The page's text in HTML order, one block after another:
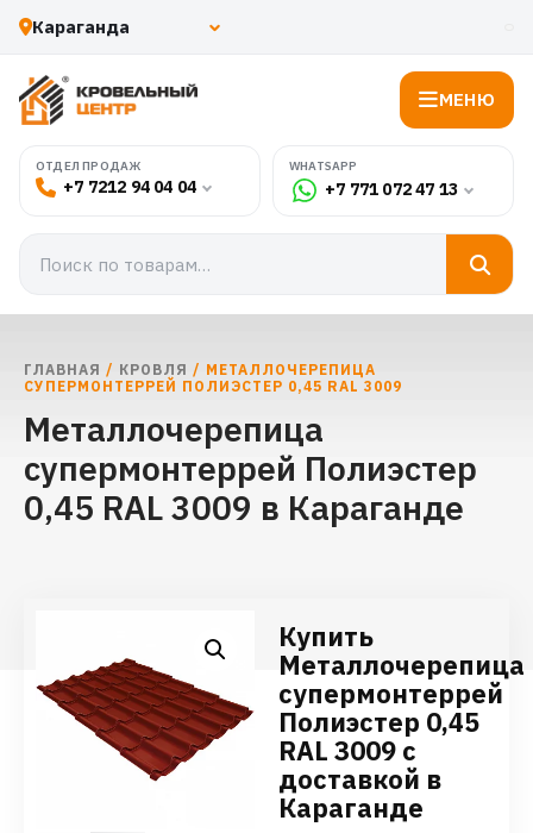
МЕНЮ
ОТДЕЛ ПРОДАЖ
+7 7212 94 04 04
WHATSAPP
+7 771 072 47 13
ГЛАВНАЯ / КРОВЛЯ / МЕТАЛЛОЧЕРЕПИЦА
СУПЕРМОНТЕРРЕЙ ПОЛИЭСТЕР 0,45 RAL 3009
Металлочерепица
супермонтеррей Полиэстер
0,45 RAL 3009 в Караганде
Купить
Металлочерепица
супермонтеррей
Полиэстер 0,45
RAL 3009 с
доставкой в
Караганде